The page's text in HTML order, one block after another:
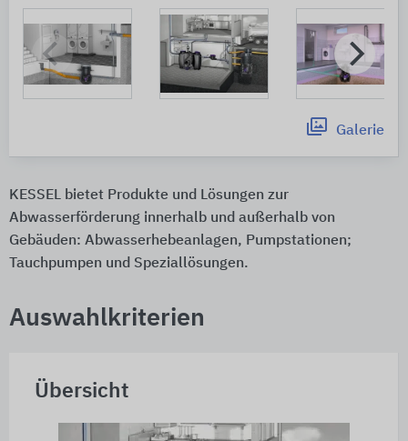
Galerie
KESSEL bietet Produkte und Lösungen zur
Abwasserförderung innerhalb und außerhalb von
Gebäuden: Abwasserhebeanlagen, Pumpstationen;
Tauchpumpen und Speziallösungen.
Auswahlkriterien
Übersicht